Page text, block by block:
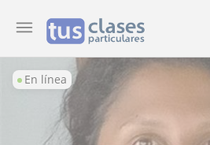
En línea